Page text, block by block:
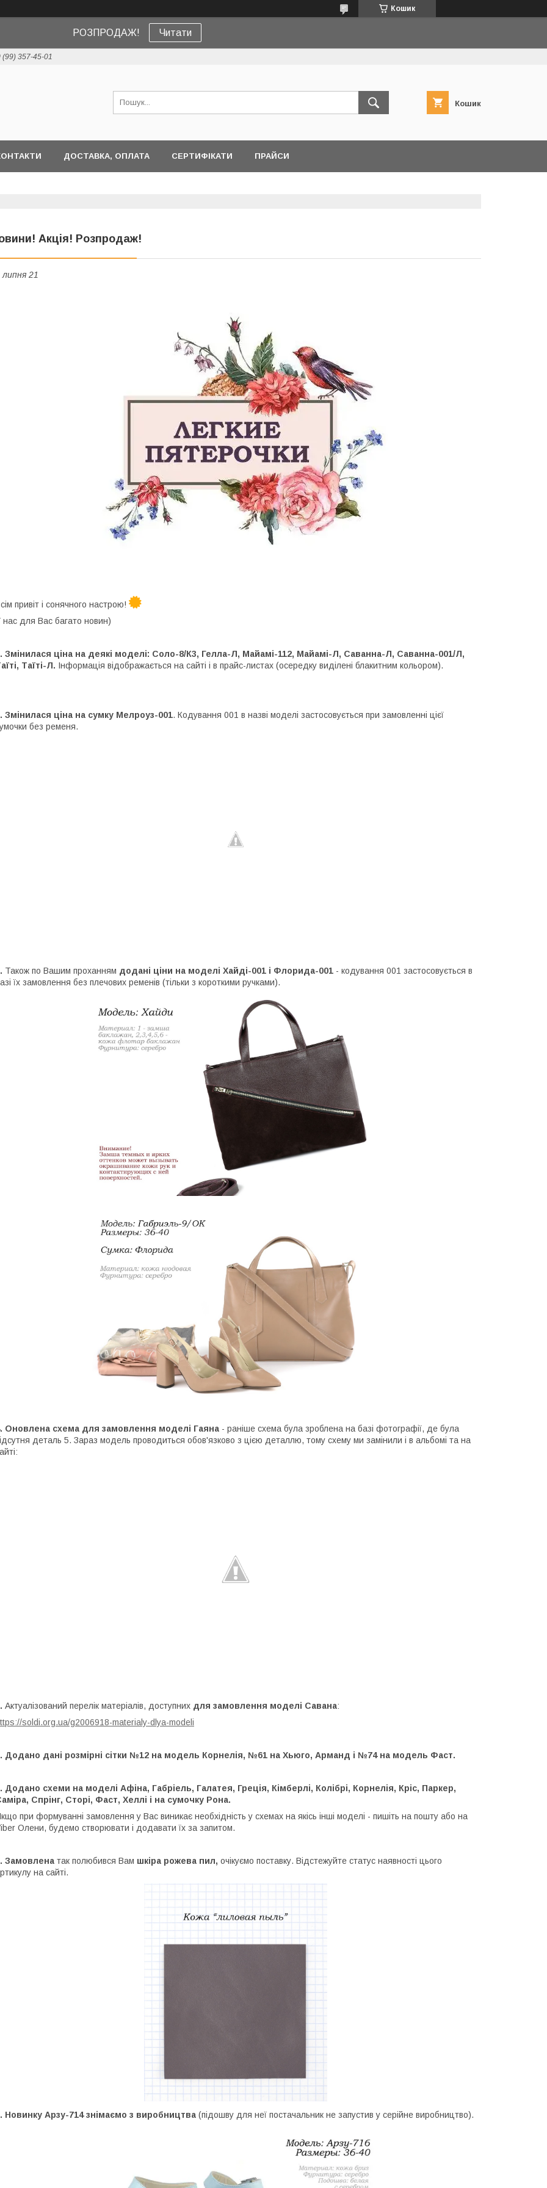
Кошик
РОЗПРОДАЖ! Читати
(99) 357-45-01
Кошик
ДОСТАВКА, ОПЛАТА СЕРТИФІКАТИ ПРАЙСИ
Акція! Розпродаж!
липня 21
привіт і сонячного настрою!
нас для Вас багато новин)
Змінилася ціна на деякі моделі: Соло-8/К3, Гелла-Л, Майамі-112, Майамі-Л, Саванна-Л, Саванна-001/Л,
Таїті-Л. Інформація відображається на сайті і в прайс-листах (осередку виділені блакитним кольором).
Змінилася ціна на сумку Мелроуз-001. Кодування 001 в назві моделі застосовується при замовленні цієї
без ременя.
Також по Вашим проханням додані ціни на моделі Хайді-001 і Флорида-001 - кодування 001 застосовується в
їх замовлення без плечових ременів (тільки з короткими ручками).
Оновлена схема для замовлення моделі Гаяна - раніше схема була зроблена на базі фотографії, де була
деталь 5. Зараз модель проводиться обов'язково з цією деталлю, тому схему ми замінили і в альбомі та на
Актуалізований перелік матеріалів, доступних для замовлення моделі Савана:
soldi.org.ua/g2006918-materialy-dlya-modeli
Додано дані розмірні сітки №12 на модель Корнелія, №61 на Хьюго, Арманд і №74 на модель Фаст.
Додано схеми на моделі Афіна, Габріель, Галатея, Греція, Кімберлі, Колібрі, Корнелія, Кріс, Паркер,
Спрінг, Сторі, Фаст, Хеллі і на сумочку Рона.
при формуванні замовлення у Вас виникає необхідність у схемах на якісь інші моделі - пишіть на пошту або на
Олени, будемо створювати і додавати їх за запитом.
Замовлена так полюбився Вам шкіра рожева пил, очікуємо поставку. Відстежуйте статус наявності цього
на сайті.
Новинку Арзу-714 знімаємо з виробництва (підошву для неї постачальник не запустив у серійне виробництво).